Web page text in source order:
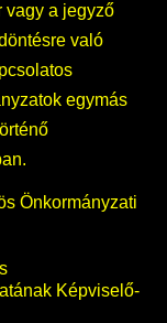
vagy a jegyző
való
egymás
Önkormányzati
Képviselő-